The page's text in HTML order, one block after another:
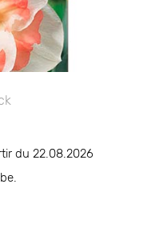
du 22.08.2026